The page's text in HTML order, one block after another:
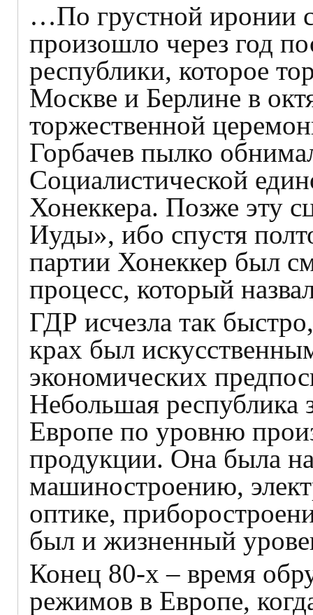
…По грустной иронии
произошло через год
республики, которое
Москве и Берлине в
торжественной
Горбачев пылко
Социалистической
Хонеккера. Позже эту
Иуды», ибо спустя
партии Хонеккер был
процесс, который
ГДР исчезла так
крах был
экономических
Небольшая республика
Европе по уровню
продукции. Она была
машиностроению,
оптике,
был и жизненный
Конец 80-х – время
режимов в Европе,